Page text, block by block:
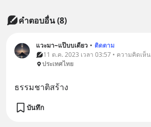
คำตอบอื่น(8)
แวะมา~แป๊บบเดียว • ติดตาม
11 ต.ค. 2023 เวลา 03:57 • ความคิดเห็น
ประเทศไทย
ธรรมชาติสร้าง
บันทึก